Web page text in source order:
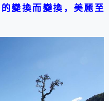
變換而變換，美麗至